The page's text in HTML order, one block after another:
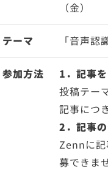
（金）
テーマ 「音声認
参加方法
1．記事
投稿テー
記事につ
2．記事
Zennに記
募できま